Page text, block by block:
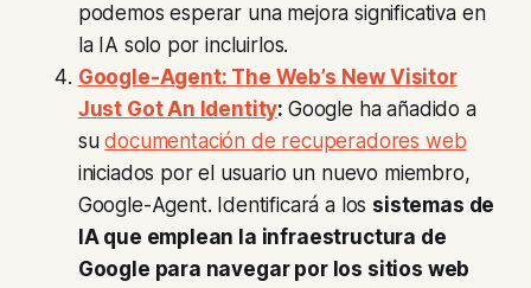
podemos esperar una mejora significativa en
la IA solo por incluirlos.
Google-Agent: The Web’s New Visitor
Just Got An Identity: Google ha añadido a
sudocumentación de recuperadores web
iniciados por el usuario un nuevo miembro,
Google-Agent. Identificará a los sistemas de
IA que emplean la infraestructura de
Google para navegar por los sitios web